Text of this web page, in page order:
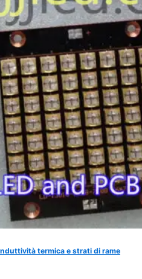
termica e strati di rame